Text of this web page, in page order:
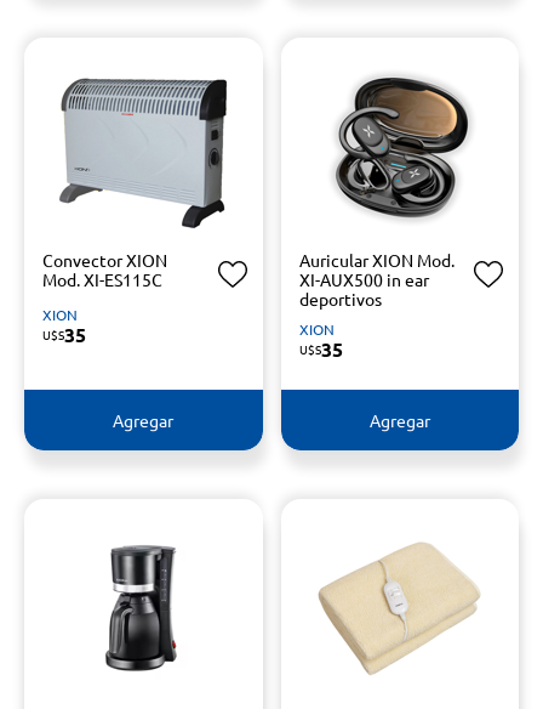
Convector XION
Mod. XI-ES115C
XION
U$S35
Agregar
Auricular XION Mod.
XI-AUX500 in ear
deportivos
XION
U$S35
Agregar